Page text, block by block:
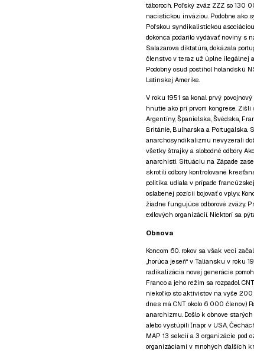
táboroch. Poľský zväz ZZZ so 130
nacistickou inváziou. Podobne ako
Poľskou syndikalistickou
dokonca podarilo vydávať noviny s
Salazarova diktatúra, dokázala
členstvo v teraz už úplne ilegálnej
Podobný osud postihol holandskú
Latinskej Amerike.
V roku 1951 sa konal prvý
hnutie ako pri prvom kongrese.
Argentíny, Španielska, Švédska,
Británie, Bulharska a Portugalska.
anarchosyndikalizmu nevyzerali
všetky štrajky a slobodné odbory.
anarchisti. Situáciu na Západe
skrotili odbory kontrolované
politika udiala v prípade
oslabenej pozícii bojovať o vplyv.
žiadne fungujúce odborové zväzy.
exilových organizácií. Niektorí sa
Obnova
Koncom 60. rokov sa však veci
„horúca jeseň“ v Taliansku v roku
radikalizácia novej generácie
Franco a jeho režim sa rozpadol.
niekoľko sto aktivistov na vyše 200
dnes má CNT okolo 6 000 členov.)
anarchizmu. Došlo k obnove
alebo vystúpili (napr. v USA,
MAP 13 sekcií a 3 organizácie pod
organizáciami v mnohých ďalších